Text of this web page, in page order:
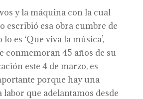
y la máquina con la cual
escribió esa obra cumbre de
es ‘Que viva la música’,
conmemoran 45 años de su
este 4 de marzo, es
porque hay una
labor que adelantamos desde